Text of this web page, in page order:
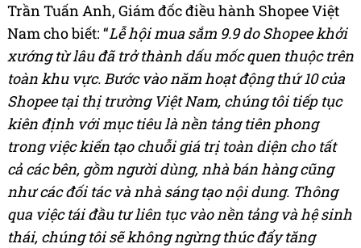
Trần Tuấn Anh, Giám đốc điều hành Shopee Việt
Nam cho biết: “Lễ hội mua sắm 9.9 do Shopee khởi
xướng từ lâu đã trở thành dấu mốc quen thuộc trên
toàn khu vực.Bước vào năm hoạt động thứ 10 của
Shopee tại thị trường Việt Nam, chúng tôi tiếp tục
kiên định với mục tiêu là nền tảng tiên phong
trong việc kiến tạo chuỗi giá trị toàn diện cho tất
cả các bên, gồm người dùng, nhà bán hàng cũng
như các đối tác và nhà sáng tạo nội dung. Thông
qua việc tái đầu tư liên tục vào nền tảng và hệ sinh
thái, chúng tôi sẽ không ngừng thúc đẩy tăng